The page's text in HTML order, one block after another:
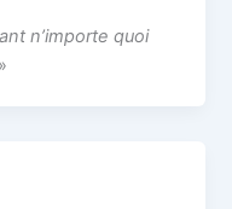
n’importe quoi